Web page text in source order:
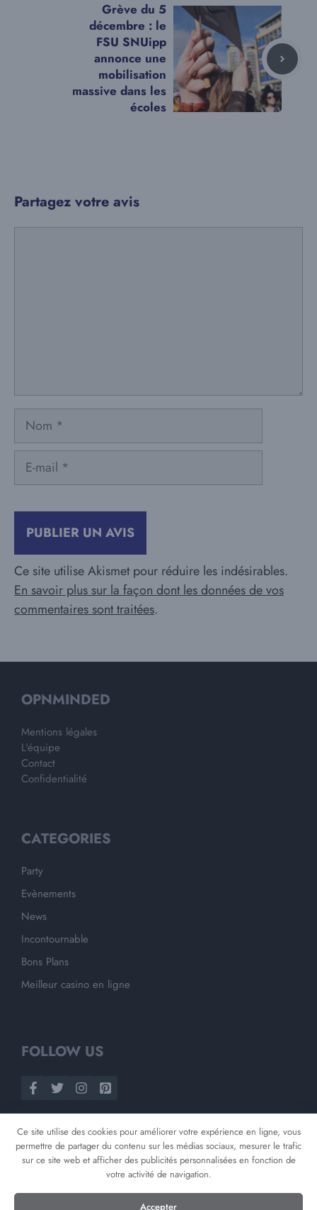
Grève du 5
décembre : le
FSU SNUipp
annonce une
mobilisation
massive dans les
écoles
Partagez votre avis
Nom
Ce site utilise Akismet pour réduire les indésirables.
En savoir plus sur la façon dont les données de vos
commentaires sont traitées.
OPNMINDED
Mentions légales
L'équipe
Contact
Confidentialité
CATEGORIES
Party
Evènements
News
Incontournable
Bons Plans
Meilleur casino en ligne
FOLLOW US
©2026Opnminded
Ce site utilise des cookies pour améliorer votre expérience en ligne, vous
permettre de partager du contenu sur les médias sociaux, mesurer le trafic
sur ce site web et afficher des publicités personnalisées en fonction de
votre activité de navigation.
Accepter